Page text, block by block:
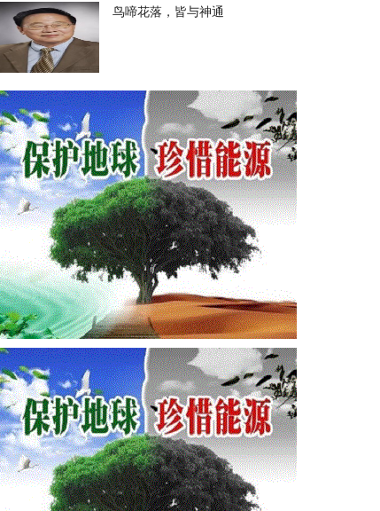
鸟啼花落，皆与神通